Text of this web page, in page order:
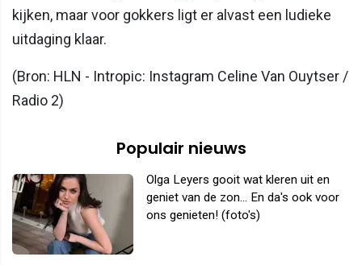
kijken, maar voor gokkers ligt er alvast een ludieke
uitdaging klaar.
(Bron: HLN - Intropic: Instagram Celine Van Ouytser /
Radio 2)
Populair nieuws
Olga Leyers gooit wat kleren uit en
geniet van de zon... En da's ook voor
ons genieten! (foto's)